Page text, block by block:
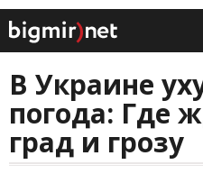
В Украине
погода: Где
град и грозу